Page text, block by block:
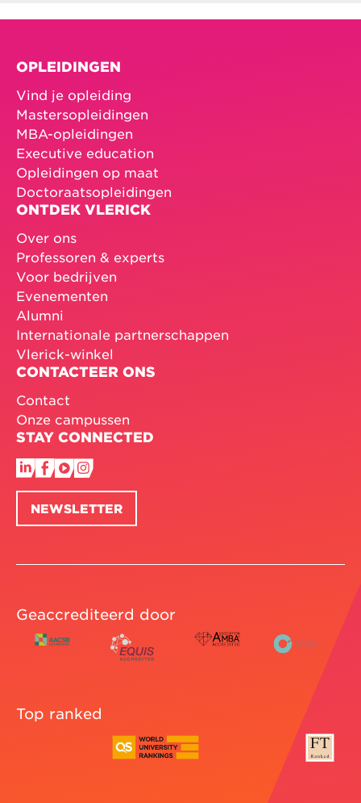
OPLEIDINGEN
Vind je opleiding
Mastersopleidingen
MBA-opleidingen
Executive education
Opleidingen op maat
Doctoraatsopleidingen
ONTDEK VLERICK
Over ons
Professoren & experts
Voor bedrijven
Evenementen
Alumni
Internationale partnerschappen
Vlerick-winkel
CONTACTEER ONS
Contact
Onze campussen
STAY CONNECTED
NEWSLETTER
Geaccrediteerd door
Top ranked